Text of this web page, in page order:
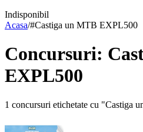
Indisponibil
Acasa/#Castiga un MTB EXPL500
Concursuri:
EXPL500
1 concursuri etichetate cu "Castiga